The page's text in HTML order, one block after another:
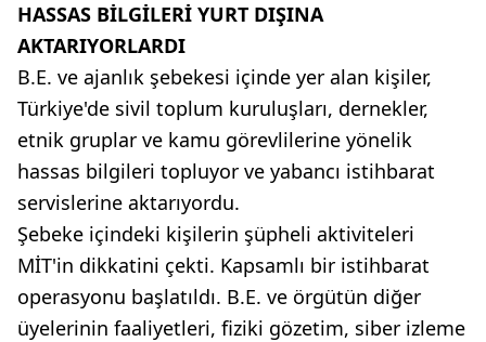
HASSAS BİLGİLERİ YURT DIŞINA
AKTARIYORLARDI
B.E. ve ajanlık şebekesi içinde yer alan kişiler,
Türkiye'de sivil toplum kuruluşları, dernekler,
etnik gruplar ve kamu görevlilerine yönelik
hassas bilgileri topluyor ve yabancı istihbarat
servislerine aktarıyordu.
Şebeke içindeki kişilerin şüpheli aktiviteleri
MİT'in dikkatini çekti. Kapsamlı bir istihbarat
operasyonu başlatıldı. B.E. ve örgütün diğer
üyelerinin faaliyetleri, fiziki gözetim, siber izleme